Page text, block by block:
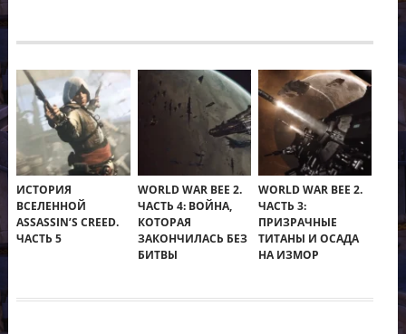
ИСТОРИЯ
ВСЕЛЕННОЙ
ASSASSIN’S CREED.
ЧАСТЬ 5
WORLD WAR BEE 2.
ЧАСТЬ 4: ВОЙНА,
КОТОРАЯ
ЗАКОНЧИЛАСЬ БЕЗ
БИТВЫ
WORLD WAR BEE 2.
ЧАСТЬ 3:
ПРИЗРАЧНЫЕ
ТИТАНЫ И ОСАДА
НА ИЗМОР